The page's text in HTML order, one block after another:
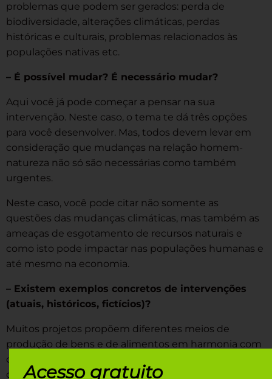
problemas que podem ser gerados: perda de
biodiversidade, alterações climáticas, perdas
históricas e culturais, problemas relacionados às
populações nativas etc.
– É possível mudar? É necessário mudar?
Aqui você já pode começar a pensar na sua
intervenção. Neste caso, o tema te dá três opções
para você desenvolver. Mas, todos devem levar em
consideração que mudanças na relação homem-
natureza não só são necessárias como também
urgentes.
Neste caso, você pode citar não somente as
questões das mudanças climáticas, mas também as
ameaças de esgotamento de recursos naturais e
como isto pode impactar nas populações humanas e
até mesmo na economia.
– Existem exemplos concretos de intervenções
(atuais, históricos, fictícios)?
Muitos projetos propõem diferentes meios de
produção de bens e de alimentos em harmonia com
o meio ambiente. A produção em lavouras orgânicas,
o uso do sistema de agroflorestas (onde o cultivo de
Acesso gratuito